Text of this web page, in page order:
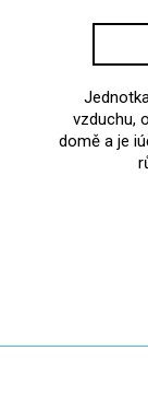
vzduchu,
domě a je